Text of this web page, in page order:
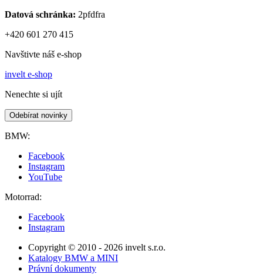
Datová schránka: 2pfdfra
+420 601 270 415
Navštivte náš e-shop
invelt e-shop
Nenechte si ujít
Odebírat novinky
BMW:
Facebook
Instagram
YouTube
Motorrad:
Facebook
Instagram
Copyright © 2010 - 2026 invelt s.r.o.
Katalogy BMW a MINI
Právní dokumenty